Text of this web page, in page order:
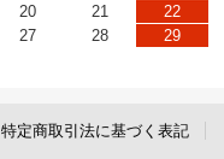
20 21
22
27 28
29
特定商取引法に基づく表記